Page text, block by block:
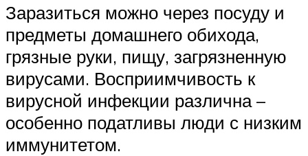
Заразиться можно через посуду и
предметы домашнего обихода,
грязные руки, пищу, загрязненную
вирусами. Восприимчивость к
вирусной инфекции различна –
особенно податливы люди с низким
иммунитетом.